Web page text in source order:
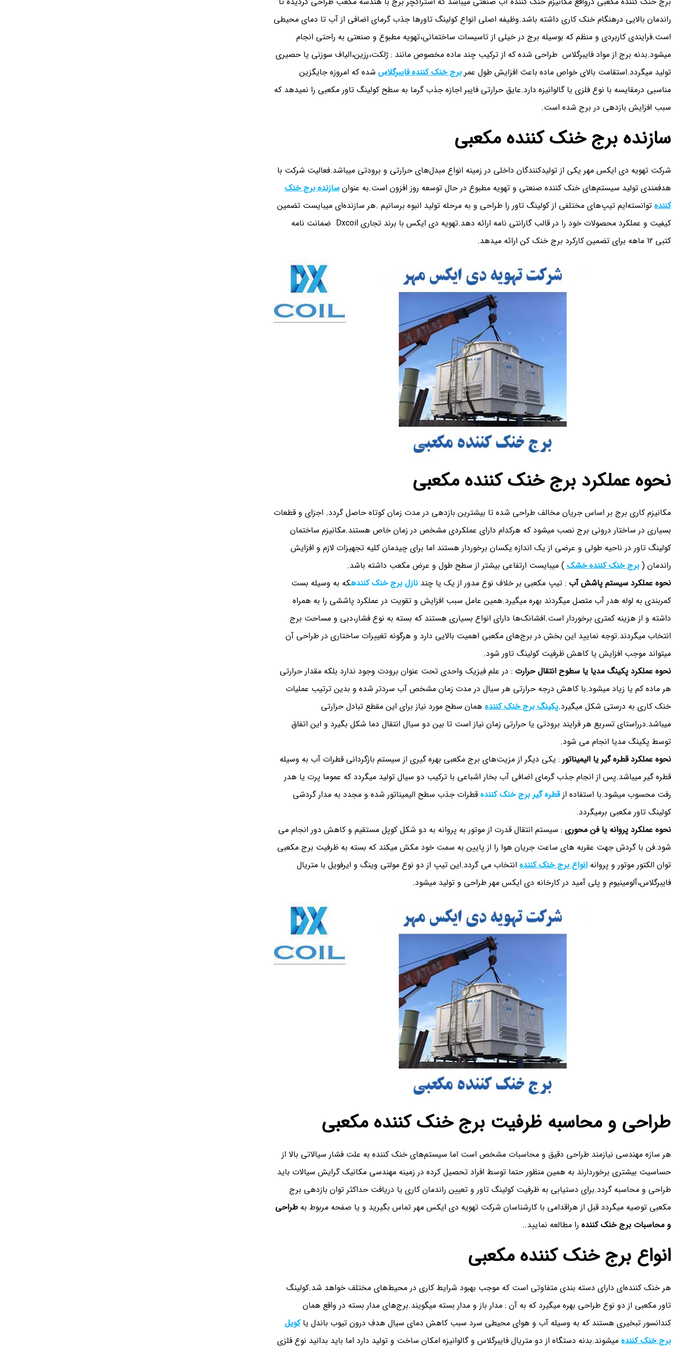
راندمان بالایی درهنگام خنک کاری داشته باشد.وظیفه اصلی انواع کولینگ تاورها جذب گرمای اضافی از آب تا دمای محیطی
است.فرایندی کاربردی و منظم که بوسیله برج در خیلی از تاسیسات ساختمانی،تهویه مطبوع و صنعتی به راحتی انجام
میشود.بدنه برج از مواد فایبرگلاس طراحی شده که از ترکیب چند ماده مخصوص مانند : ژلکت،رزین،الیاف سوزنی یا حصیری
تولید میگردد.استقامت بالای خواص ماده باعث افزایش طول عمربرج خنک کننده فایبرگلاس شده که امروزه جایگزین
مناسبی درمقایسه با نوع فلزی یا گالوانیزه دارد.عایق حرارتی فایبر اجازه جذب گرما به سطح کولینگ تاور مکعبی را نمیدهد که
سبب افزایش بازدهی در برج شده است.
سازنده برج خنک کننده مکعبی
شرکت تهویه دی ایکس مهر یکی از تولیدکنندگان داخلی در زمینه انواع مبدل‌های حرارتی و برودتی میباشد.فعالیت شرکت با
هدفمندی تولید سیستم‌های خنک کننده صنعتی و تهویه مطبوع در حال توسعه روز افزون است.به عنوان سازنده برج خنک
کننده توانسته‌ایم تیپ‌های مختلفی از کولینگ تاور را طراحی و به مرحله تولید انبوه برسانیم .هر سازنده‌ای میبایست تضمین
کیفیت و عملکرد محصولات خود را در قالب گارانتی نامه ارائه دهد.تهویه دی ایکس با برند تجاری Dxcoil ضمانت نامه
کتبی 12 ماهه برای تضمین کارکرد برج خنک کن ارائه میدهد.
نحوه عملکرد برج خنک کننده مکعبی
مکانیزم کاری برج بر اساس جریان مخالف طراحی شده تا بیشترین بازدهی در مدت زمان کوتاه حاصل گردد. اجزای و قطعات
بسیاری در ساختار درونی برج نصب میشود که هرکدام دارای عملکردی مشخص در زمان خاص هستند.مکانیزم ساختمان
کولینگ تاور در ناحیه طولی و عرضی از یک اندازه یکسان برخوردار هستند اما برای چیدمان کلیه تجهیزات لازم و افزایش
راندمان ( برج خنک کننده خشک ) میبایست ارتفاعی بیشتر از سطح طول و عرض مکعب داشته باشد.
نحوه عملکرد سیستم پاشش آب : تیپ مکعبی بر خلاف نوع مدور از یک یا چند نازل برج خنک کنندهکه به وسیله بست
کمربندی به لوله هدر آب متصل میگردند بهره میگیرد.همین عامل سبب افزایش و تقویت در عملکرد پاششی را به همراه
داشته و از هزینه کمتری برخوردار است.افشانک‌ها دارای انواع بسیاری هستند که بسته به نوع فشار،دبی و مساحت برج
انتخاب میگردند.توجه نمایید این بخش در برج‌های مکعبی اهمیت بالایی دارد و هرگونه تغییرات ساختاری در طراحی آن
میتواند موجب افزایش یا کاهش ظرفیت کولینگ تاور شود.
نحوه عملکرد پکینگ مدیا یا سطوح انتقال حرارت : در علم فیزیک واحدی تحت عنوان برودت وجود ندارد بلکه مقدار حرارتی
هر ماده کم یا زیاد میشود.با کاهش درجه حرارتی هر سیال در مدت زمان مشخص آب سردتر شده و بدین ترتیب عملیات
خنک کاری به درستی شکل میگیرد.پکینگ برج خنک کننده همان سطح مورد نیاز برای این مقطع تبادل حرارتی
میباشد.درراستای تسریع هر فرایند برودتی یا حرارتی زمان نیاز است تا بین دو سیال انتقال دما شکل بگیرد و این اتفاق
توسط پکینگ مدیا انجام می شود.
نحوه عملکرد قطره گیر یا الیمیناتور : یکی دیگر از مزیت‌های برج مکعبی بهره گیری از سیستم بازگردانی قطرات آب به وسیله
قطره گیر میباشد.پس از انجام جذب گرمای اضافی آب بخار اشباعی با ترکیب دو سیال تولید میگردد که عموما پرت یا هدر
رفت محسوب میشود.با استفاده ازقطره گیر برج خنک کننده قطرات جذب سطح الیمیناتور شده و مجدد به مدار گردشی
کولینگ تاور مکعبی برمیگردد.
نحوه عملکرد پروانه یا فن محوری : سیستم انتقال قدرت از موتور به پروانه به دو شکل کوپل مستقیم و کاهش دور انجام می
شود.فن با گردش جهت عقربه های ساعت جریان هوا را از پایین به سمت خود مکش میکند که بسته به ظرفیت برج مکعبی
توان الکتور موتور و پروانه انواع برج خنک کننده انتخاب می گردد.این تیپ از دو نوع مولتی وینگ و ایرفویل با متریال
فایبرگلاس،آلومینیوم و پلی آمید در کارخانه دی ایکس مهر طراحی و تولید میشود.
طراحی و محاسبه ظرفیت برج خنک کننده مکعبی
هر سازه مهندسی نیازمند طراحی دقیق و محاسبات مشخص است اما سیستم‌های خنک کننده به علت فشار سیالاتی بالا از
حساسیت بیشتری برخوردارند به همین منظور حتما توسط افراد تحصیل کرده در زمینه مهندسی مکانیک گرایش سیالات باید
طراحی و محاسبه گردد.برای دستیابی به ظرفیت کولینگ تاور و تعیین راندمان کاری یا دریافت حداکثر توان بازدهی برج
مکعبی توصیه میگردد قبل از هراقدامی با کارشناسان شرکت تهویه دی ایکس مهر تماس بگیرید و یا صفحه مربوط بهطراحی
و محاسبات برج خنک کننده را مطالعه نمایید..
انواع برج خنک کننده مکعبی
هر خنک کننده‌ای دارای دسته بندی متفاوتی است که موجب بهبود شرایط کاری در محیط‌های مختلف خواهد شد.کولینگ
تاور مکعبی از دو نوع طراحی بهره میگیرد که به آن : مدار باز و مدار بسته میگویند.برج‌های مدار بسته در واقع همان
کندانسور تبخیری هستند که به وسیله آب و هوای محیطی سرد سبب کاهش دمای سیال هدف درون تیوب باندل یاکویل
برج خنک کننده میشوند.بدنه دستگاه از دو متریال فایبرگلاس و گالوانیزه امکان ساخت و تولید دارد اما باید بدانید نوع فلزی